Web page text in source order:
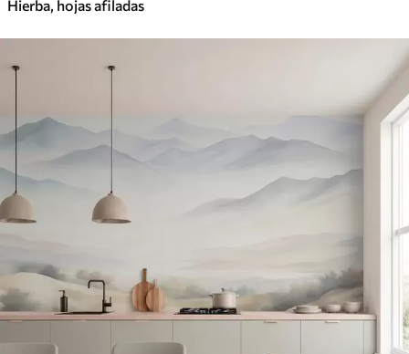
Hierba, hojas afiladas